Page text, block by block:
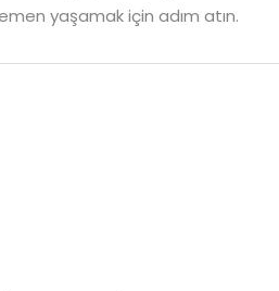
yaşamak için adım atın.